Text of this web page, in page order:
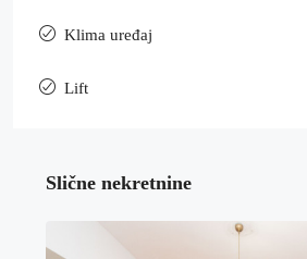
Klima uređaj
Lift
Slične nekretnine